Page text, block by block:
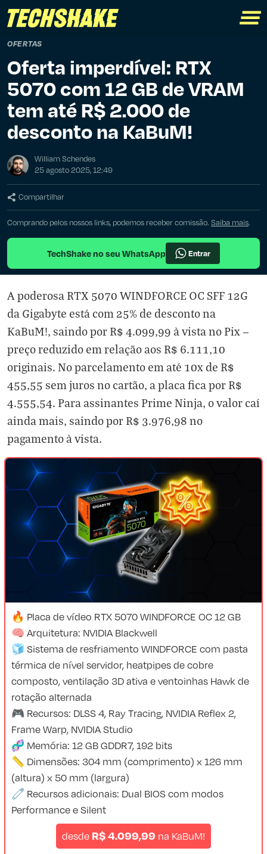
OFERTAS
Oferta imperdível: RTX
5070 com 12 GB de VRAM
tem até R$ 2.000 de
desconto na KaBuM!
William Schendes
25 agosto 2025, 12:49
Compartilhar
Comprando pelos nossos links, podemos receber comissão. Saiba mais.
TechShake no seu WhatsApp Entrar
A poderosa RTX 5070 WINDFORCE OC SFF 12G
da Gigabyte está com 25% de desconto na
KaBuM!, saindo por R$ 4.099,99 à vista no Pix —
preço reduzido em relação aos R$ 6.111,10
originais. No parcelamento em até 10x de R$
455,55 sem juros no cartão, a placa fica por R$
4.555,54. Para assinantes Prime Ninja, o valor caí
ainda mais, saindo por R$ 3.976,98 no
pagamento à vista.
🔥 Placa de vídeo RTX 5070 WINDFORCE OC 12 GB
🧠 Arquitetura: NVIDIA Blackwell
🧊 Sistema de resfriamento WINDFORCE com pasta
térmica de nível servidor, heatpipes de cobre
composto, ventilação 3D ativa e ventoinhas Hawk de
rotação alternada
🎮 Recursos: DLSS 4, Ray Tracing, NVIDIA Reflex 2,
Frame Warp, NVIDIA Studio
🧬 Memória: 12 GB GDDR7, 192 bits
📏 Dimensões: 304 mm (comprimento) x 126 mm
(altura) x 50 mm (largura)
🧷 Recursos adicionais: Dual BIOS com modos
Performance e Silent
desde R$ 4.099,99 na KaBuM!